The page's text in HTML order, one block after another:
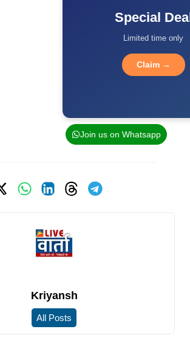
Special
Limited time only
Claim →
Join us on Whatsapp
Kriyansh
All Posts